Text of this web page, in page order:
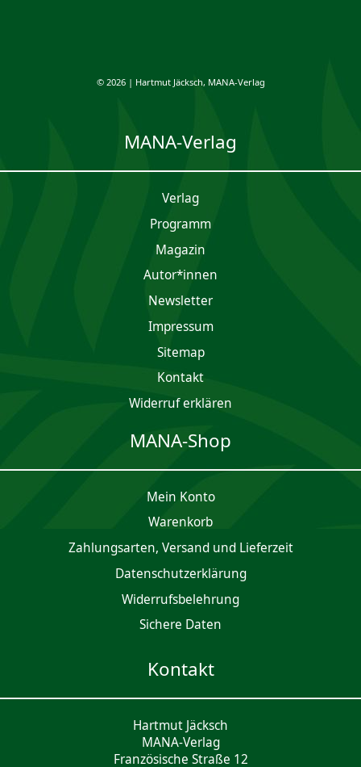
© 2026 | Hartmut Jäcksch, MANA-Verlag
MANA-Verlag
Verlag
Programm
Magazin
Autor*innen
Newsletter
Impres­sum
Sitemap
Kontakt
Widerruf erklären
MANA-Shop
Mein Konto
Waren­korb
Zahlungsarten, Versand und Lieferzeit
Daten­schutz­er­klärung
Widerrufsbelehrung
Sichere Daten
Kontakt
Hartmut Jäcksch
MANA-Verlag
Französische Straße 12